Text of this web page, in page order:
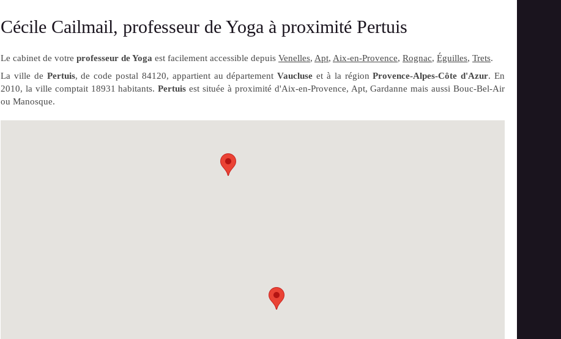
Cécile Cailmail, professeur de Yoga à proximité Pertuis
Le cabinet de votre professeur de Yoga est facilement accessible depuis Venelles, Apt, Aix-en-Provence, Rognac, Éguilles, Trets.
La ville de Pertuis, de code postal 84120, appartient au départementVaucluse et à la régionProvence-Alpes-Côte d'Azur. En
2010, la ville comptait 18931 habitants.Pertuis est située à proximité d'Aix-en-Provence, Apt, Gardanne mais aussi Bouc-Bel-Air
ou Manosque.